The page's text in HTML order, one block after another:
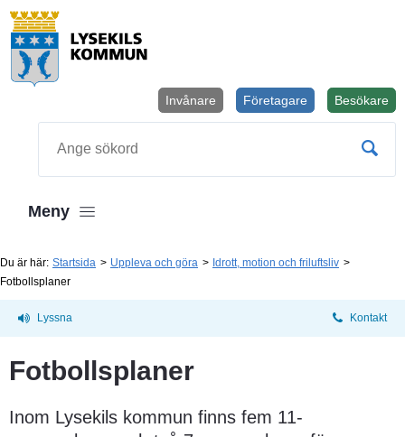
Besökare
Företagare
Invånare
Meny
Du är här: Startsida Uppleva och göra
Idrott, motion och friluftsliv
Fotbollsplaner
Lyssna Kontakt
Fotbollsplaner
Inom Lysekils kommun finns fem 11-